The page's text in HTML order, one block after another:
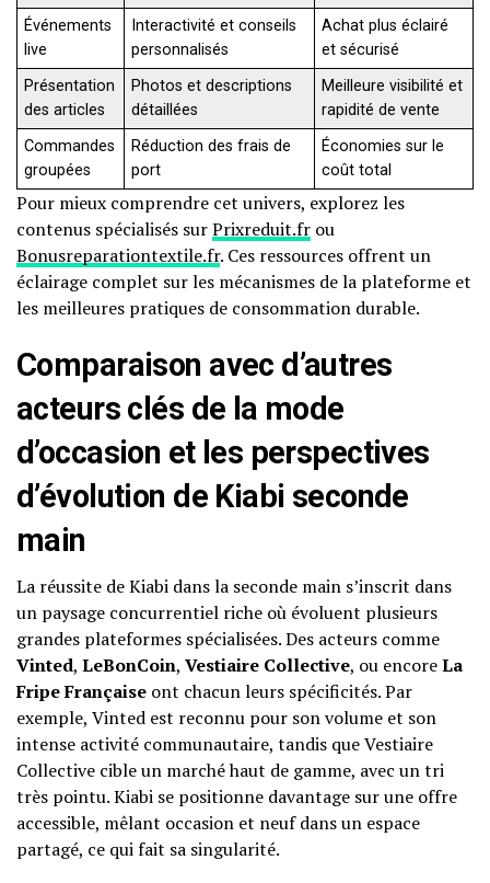
Événements
live
Interactivité et conseils
personnalisés
Achat plus éclairé
et sécurisé
Présentation
des articles
Photos et descriptions
détaillées
Meilleure visibilité et
rapidité de vente
Commandes
groupées
Réduction des frais de
port
Économies sur le
coût total
Pour mieux comprendre cet univers, explorez les
contenus spécialisés surPrixreduit.fr ou
Bonusreparationtextile.fr. Ces ressources offrent un
éclairage complet sur les mécanismes de la plateforme et
les meilleures pratiques de consommation durable.
Comparaison avec d’autres
acteurs clés de la mode
d’occasion et les perspectives
d’évolution de Kiabi seconde
main
La réussite de Kiabi dans la seconde main s’inscrit dans
un paysage concurrentiel riche où évoluent plusieurs
grandes plateformes spécialisées. Des acteurs comme
Vinted, LeBonCoin, Vestiaire Collective, ou encoreLa
Fripe Française ont chacun leurs spécificités. Par
exemple, Vinted est reconnu pour son volume et son
intense activité communautaire, tandis que Vestiaire
Collective cible un marché haut de gamme, avec un tri
très pointu. Kiabi se positionne davantage sur une offre
accessible, mêlant occasion et neuf dans un espace
partagé, ce qui fait sa singularité.